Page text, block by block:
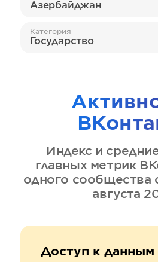
Азербайджан
Категория
Государство
Индекс и
главных метрик
одного сообщества
августа
Доступ к данным